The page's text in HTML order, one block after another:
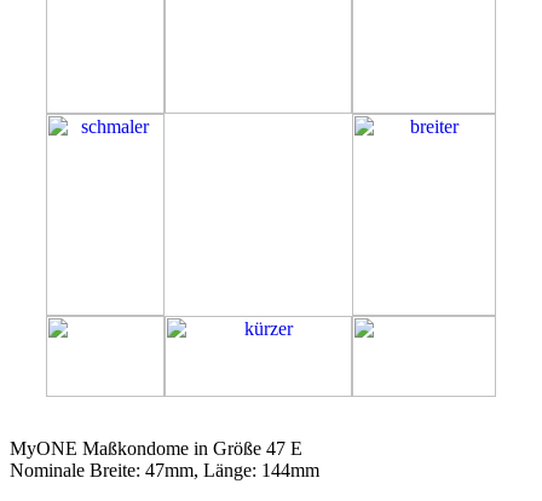
MyONE Maßkondome in Größe 47 E
Nominale Breite: 47mm, Länge: 144mm